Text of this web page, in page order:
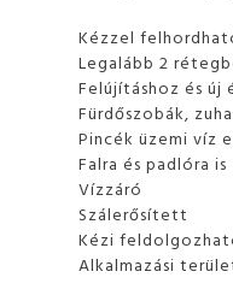
Kézzel
Legalább 2
Felújításhoz és új
Fürdőszobák,
Pincék üzemi víz
Falra és padlóra is
Vízzáró
Szálerősített
Kézi
Alkalmazási